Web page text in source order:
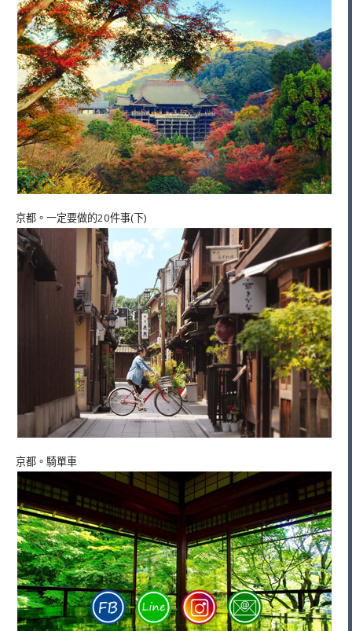
京都。一定要做的20件事(下)
京都。騎單車